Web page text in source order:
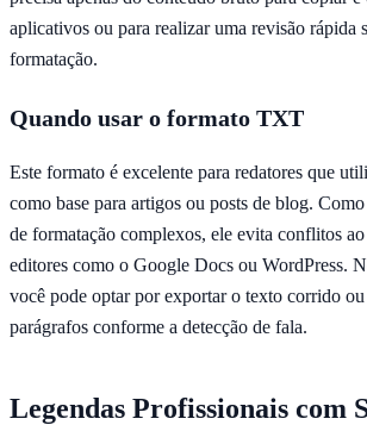
aplicativos ou para realizar uma revisão rápida
formatação.
Quando usar o formato TXT
Este formato é excelente para redatores que
como base para artigos ou posts de blog.
de formatação complexos, ele evita conflitos
editores como o Google Docs ou WordPress.
você pode optar por exportar o texto corrido
parágrafos conforme a detecção de fala.
Legendas Profissionais com